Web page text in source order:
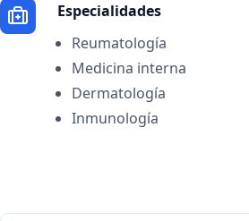
Especialidades
Reumatología
Medicina interna
Dermatología
Inmunología